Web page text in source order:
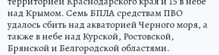
над Крымом. Семь БПЛА средствам ПВО
удалось сбить над акваторией Черного моря, а
также в небе над Курской, Ростовской,
Брянской и Белгородской областями.